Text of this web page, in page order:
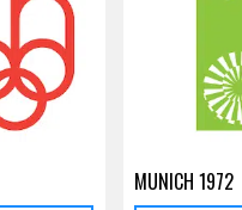
MUNICH 1972